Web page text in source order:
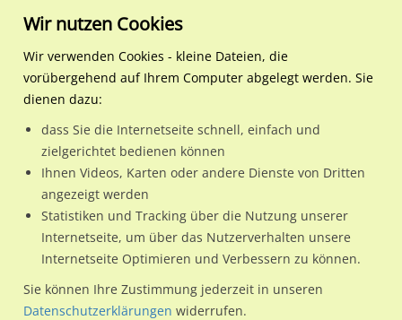
Regionale Plakatwerbung
Nordrhein-
Gütersloh, Stadt
Stadtring Nordhorn/
Nutze günstige Werbemöglichkeiten am Standort Stadtring
Nordhorn/Hülsbrockstr/auswärts/geg. Miele (WE lks)
Ortsteil Innenstadt)in Gütersloh, Stadt.
Wir nutzen Cookies
Wir verwenden Cookies - kleine Dateien, die
vorübergehend auf Ihrem Computer abgelegt werden. Sie
dienen dazu:
dass Sie die Internetseite schnell, einfach und
zielgerichtet bedienen können
Ihnen Videos, Karten oder andere Dienste von Dritten
angezeigt werden
Statistiken und Tracking über die Nutzung unserer
Internetseite, um über das Nutzerverhalten unsere
Internetseite Optimieren und Verbessern zu können.
Sie können Ihre Zustimmung jederzeit in unseren
Datenschutzerklärungen widerrufen.